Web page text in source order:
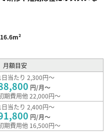
16.6m²
月額目安
日当たり 2,300円～
円/月～
期費用他 22,000円～
日当たり 2,400円～
円/月～
期費用他 16,500円～